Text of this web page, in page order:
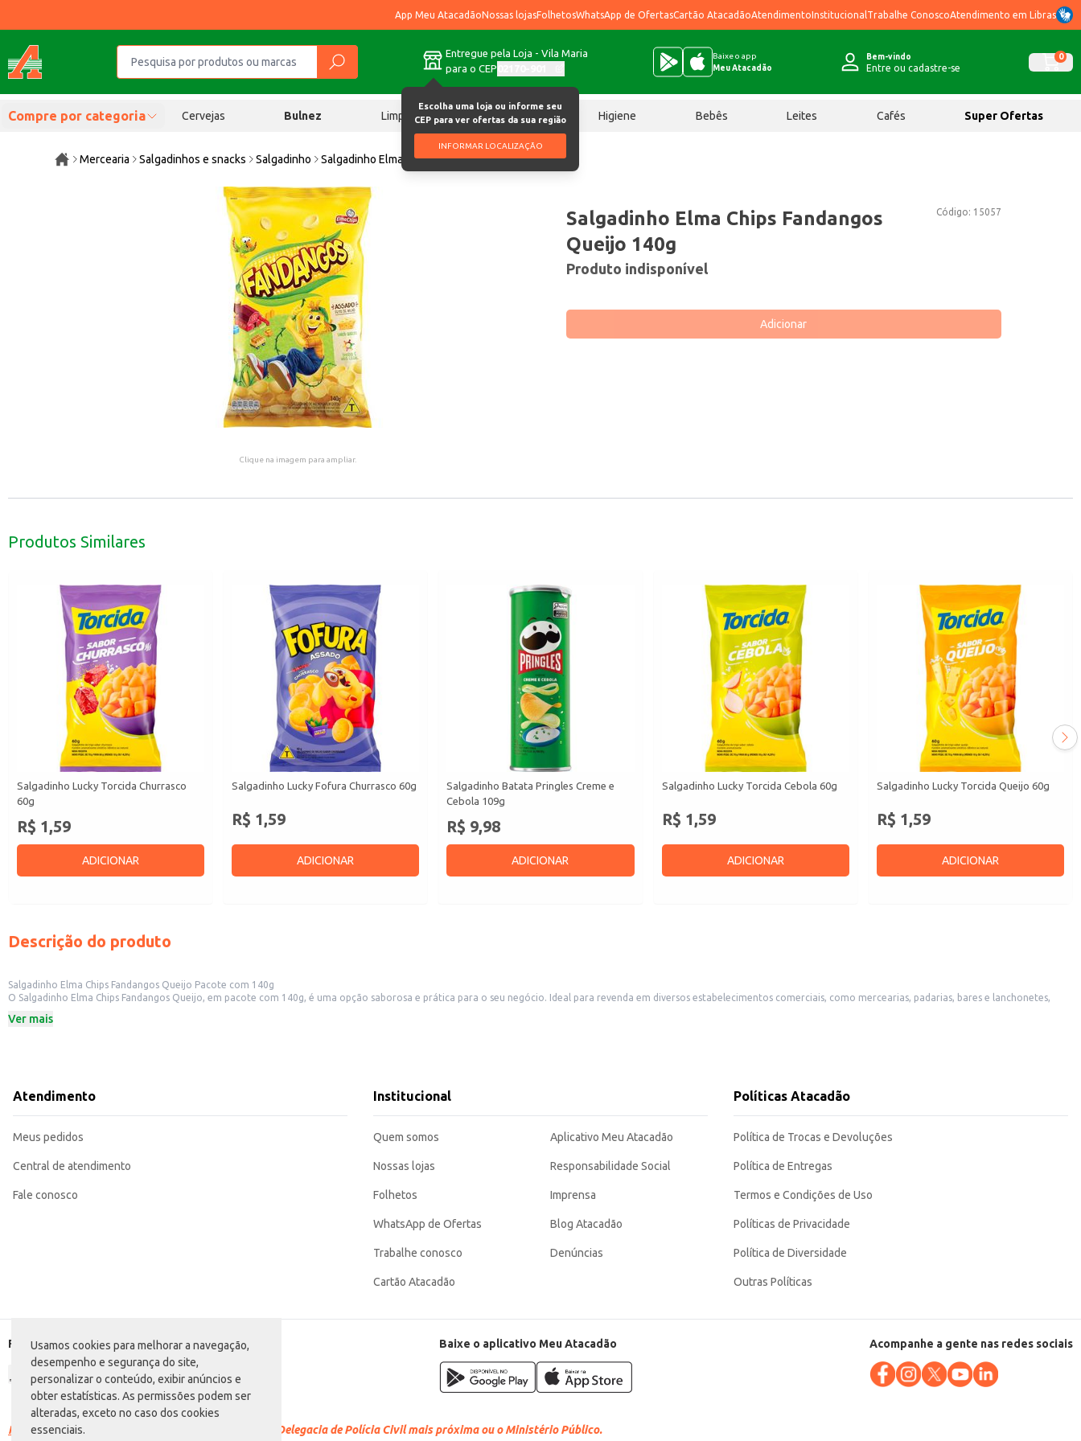
Usamos cookies para melhorar a navegação,
desempenho e segurança do site,
personalizar o conteúdo, exibir anúncios e
obter estatísticas. As permissões podem ser
alteradas, exceto no caso dos cookies
essenciais.
App Meu AtacadãoNossas lojasFolhetosWhatsApp de OfertasCartão AtacadãoAtendimentoInstitucional Trabalhe ConoscoAtendimento em Libras
Entregue pela Loja - Vila Maria
para o CEP
Escolha uma loja ou informe seu
CEP para ver ofertas da sua região
INFORMAR LOCALIZAÇÃO
Baixe o app
Meu Atacadão
Bem-vindo
Entre ou cadastre-se
0
Compre por categoria Cervejas Bulnez Limpeza Chocolates Higiene Bebês Leites Cafés Super Ofertas
Mercearia Salgadinhos e snacks Salgadinho Salgadinho Elma Chips Fandangos Queijo 140g
Clique na imagem para ampliar.
Código: 15057
Salgadinho Elma Chips Fandangos
Queijo 140g
Produto indisponível
Adicionar
Produtos Similares
Salgadinho Lucky Torcida Churrasco
60g
R$ 1,59
ADICIONAR
Salgadinho Lucky Fofura Churrasco 60g
R$ 1,59
ADICIONAR
Salgadinho Batata Pringles Creme e
Cebola 109g
R$ 9,98
ADICIONAR
Salgadinho Lucky Torcida Cebola 60g
R$ 1,59
ADICIONAR
Salgadinho Lucky Torcida Queijo 60g
R$ 1,59
ADICIONAR
Descrição do produto
Salgadinho Elma Chips Fandangos Queijo Pacote com 140g
O Salgadinho Elma Chips Fandangos Queijo, em pacote com 140g, é uma opção saborosa e prática para o seu negócio. Ideal para revenda em diversos estabelecimentos comerciais, como mercearias, padarias, bares e lanchonetes,
Marca: Elma Chips
Inclua em cestas de presentes e kits de guloseimas.
Ideal para consumo em casa, como um lanche rápido e saboroso.
paladares.
Ver mais
Atendimento
Meus pedidos
Central de atendimento
Fale conosco
Institucional
Quem somos
Nossas lojas
Folhetos
WhatsApp de Ofertas
Trabalhe conosco
Cartão Atacadão
Aplicativo Meu Atacadão
Responsabilidade Social
Imprensa
Blog Atacadão
Denúncias
Políticas Atacadão
Política de Trocas e Devoluções
Política de Entregas
Termos e Condições de Uso
Políticas de Privacidade
Política de Diversidade
Outras Políticas
Formas de pagamento Baixe o aplicativo Meu Atacadão Acompanhe a gente nas redes sociais
Racismo é crime. Denuncie. Disque 100 ou procure a Delegacia de Polícia Civil mais próxima ou o Ministério Público.